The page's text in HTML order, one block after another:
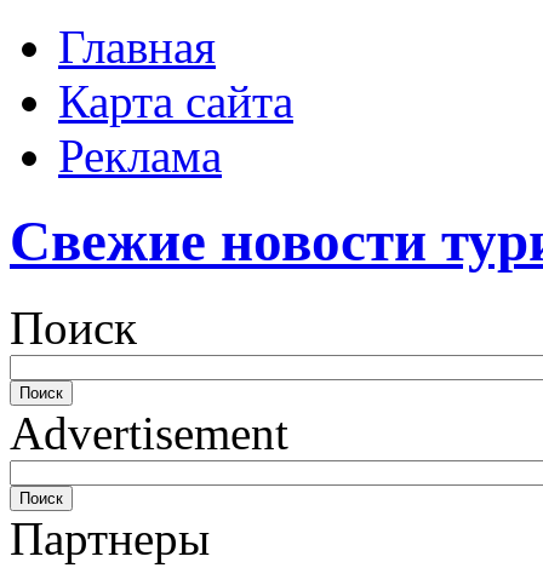
Главная
Карта сайта
Реклама
Свежие новости
Поиск
Advertisement
Партнеры